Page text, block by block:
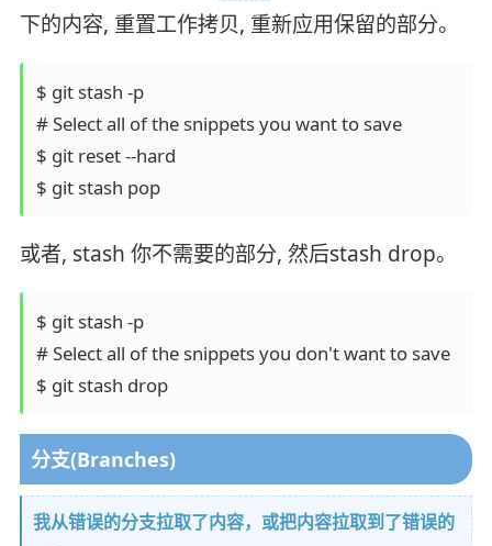
下的内容, 重置工作拷贝, 重新应用保留的部分。
$ git stash -p
# Select all of the snippets you want to save
$ git reset --hard
$ git stash pop
或者, stash 你不需要的部分, 然后stash drop。
$ git stash -p
# Select all of the snippets you don't want to save
$ git stash drop
分支(Branches)
我从错误的分支拉取了内容，或把内容拉取到了错误的